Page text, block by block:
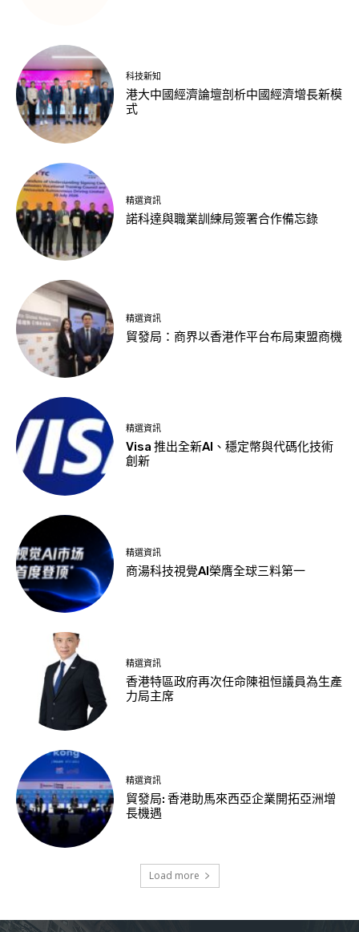
科技新知
港大中國經濟論壇剖析中國經濟增長新模
式
精選資訊
諾科達與職業訓練局簽署合作備忘錄
精選資訊
貿發局：商界以香港作平台布局東盟商機
精選資訊
Visa 推出全新AI、穩定幣與代碼化技術
創新
精選資訊
商湯科技視覺AI榮膺全球三料第一
精選資訊
香港特區政府再次任命陳祖恒議員為生產
力局主席
精選資訊
貿發局: 香港助馬來西亞企業開拓亞洲增
長機遇
Load more